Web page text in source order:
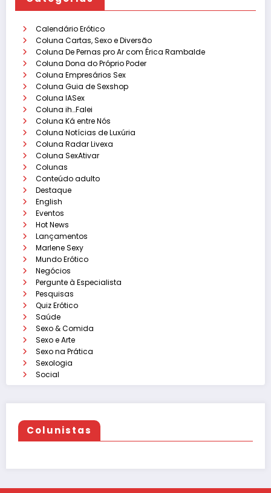
Calendário Erótico
Coluna Cartas, Sexo e Diversão
Coluna De Pernas pro Ar com Érica Rambalde
Coluna Dona do Próprio Poder
Coluna Empresários Sex
Coluna Guia de Sexshop
Coluna IASex
Coluna ih…Falei
Coluna Ká entre Nós
Coluna Notícias de Luxúria
Coluna Radar Livexa
Coluna SexAtivar
Colunas
Conteúdo adulto
Destaque
English
Eventos
Hot News
Lançamentos
Marlene Sexy
Mundo Erótico
Negócios
Pergunte à Especialista
Pesquisas
Quiz Erótico
Saúde
Sexo & Comida
Sexo e Arte
Sexo na Prática
Sexologia
Social
Colunistas